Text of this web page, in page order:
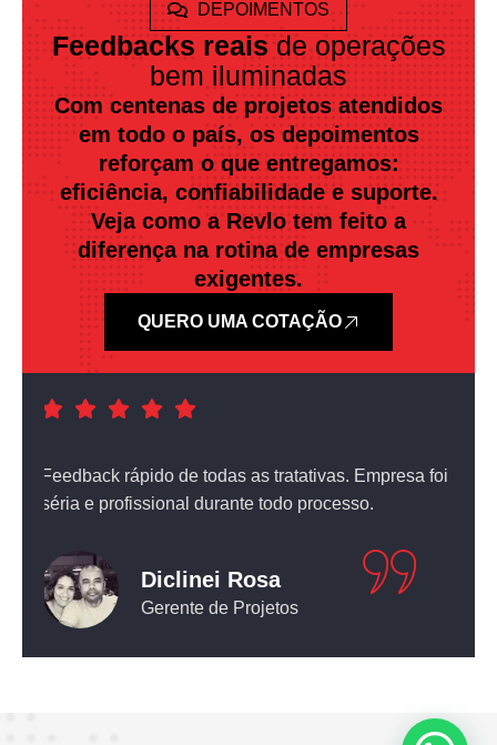
DEPOIMENTOS
Feedbacks reaisde operações
bem iluminadas
Com centenas de projetos atendidos
em todo o país, os depoimentos
reforçam o que entregamos:
eficiência, confiabilidade e suporte.
Veja como a Revlo tem feito a
diferença na rotina de empresas
exigentes.
QUERO UMA COTAÇÃO
Atendimento nota dez! O equipamento que comprei
não deixou nada a desejar.
Leticia Pediconi
Engenheira Civil